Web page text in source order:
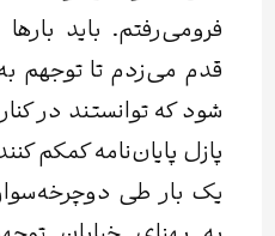
فرومی‌رفتم. باید
قدم می‌زدم تا توجهم
شود که توانستند در
پازل پایان‌نامه کمکم
یک‌ بار طی